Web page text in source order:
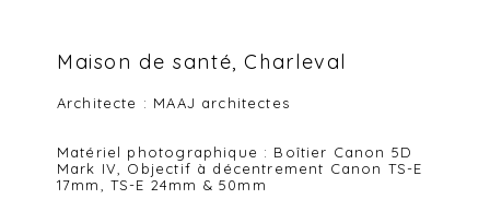
Maison de santé, Charleval
Architecte : MAAJ architectes
Matériel photographique : Boîtier Canon 5D
Mark IV, Objectif à décentrement Canon TS-E
17mm, TS-E 24mm & 50mm